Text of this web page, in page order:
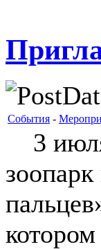
События -
3 июля